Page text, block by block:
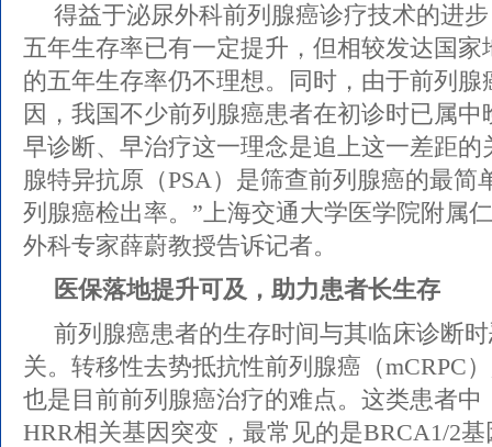
得益于泌尿外科前列腺癌诊疗技术的进
五年生存率已有一定提升，但相较发达国家
的五年生存率仍不理想。同时，由于前列
因，我国不少前列腺癌患者在初诊时已属中
早诊断、早治疗这一理念是追上这一差距
腺特异抗原（PSA）是筛查前列腺癌的最简
列腺癌检出率。”上海交通大学医学院附属
外科专家薛蔚教授告诉记者。
医保落地提升可及，助力患者长生存
前列腺癌患者的生存时间与其临床诊断
关。转移性去势抵抗性前列腺癌（mCRPC
也是目前前列腺癌治疗的难点。这类患者中
HRR相关基因突变，最常见的是BRCA1/2